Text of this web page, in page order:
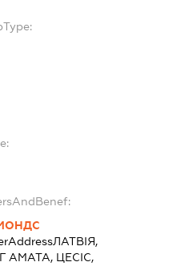
ЛАТВІЯ,
АМАТА, ЦЕСІС,